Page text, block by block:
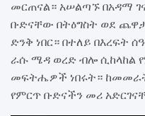
መርጠናል። አሠልጣኙ በአዳማ
ቡድናቸው በትዕግስት ወደ
ድንቅ ነበር። በተለይ በእረፍት
ራሱ ሜዳ ወረድ ብሎ ሲከላከል
መፍትሔዎች ነበሩት።
የምርጥ ቡድናችን መሪ